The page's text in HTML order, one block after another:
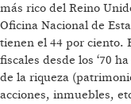
más rico del Reino
Oficina Nacional de
tienen el 44 por ciento.
fiscales desde los ‘70
de la riqueza
acciones, inmuebles,